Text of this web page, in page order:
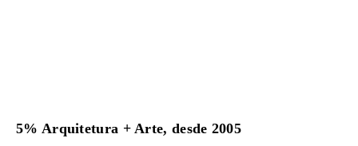
5% Arquitetura + Arte, desde 2005